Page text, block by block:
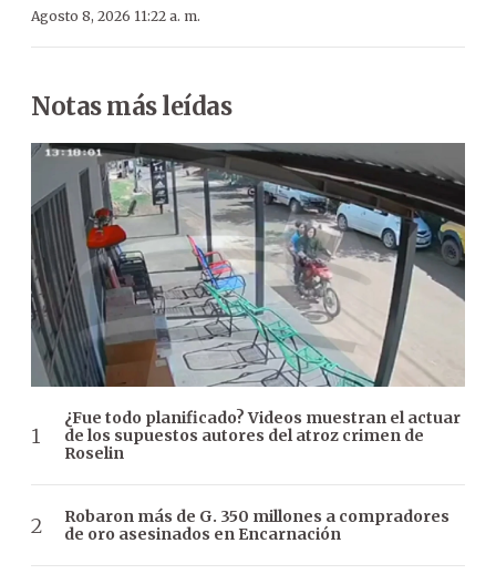
Agosto 8, 2026 11:22 a. m.
Notas más leídas
¿Fue todo planificado? Videos muestran el actuar
de los supuestos autores del atroz crimen de
Roselin
Robaron más de G. 350 millones a compradores
de oro asesinados en Encarnación